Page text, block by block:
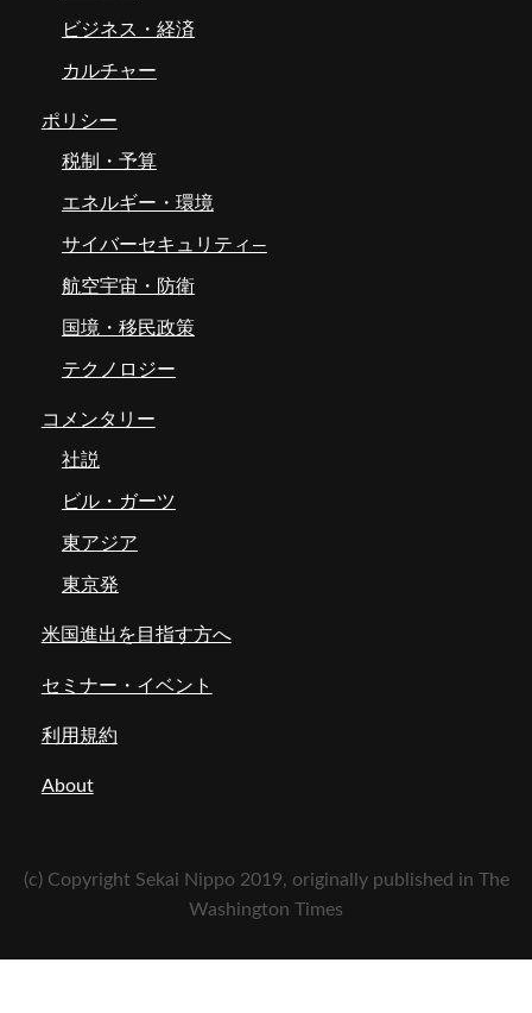
ビジネス・経済
カルチャー
ポリシー
税制・予算
エネルギー・環境
サイバーセキュリティ―
航空宇宙・防衛
国境・移民政策
テクノロジー
コメンタリー
社説
ビル・ガーツ
東アジア
東京発
米国進出を目指す方へ
セミナー・イベント
利用規約
About
(c) Copyright Sekai Nippo 2019, originally published in The
Washington Times